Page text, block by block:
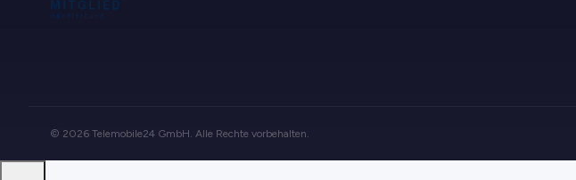
© 2026 Telemobile24 GmbH. Alle Rechte vorbehalten.